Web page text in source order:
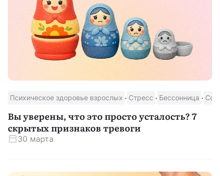
Психическое здоровье взрослых · Стресс · Бессонница · Сон
Вы уверены, что это просто усталость? 7
скрытых признаков тревоги
30 марта